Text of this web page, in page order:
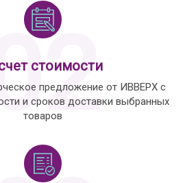
стоимости
предложение от ИВВЕРХ с
и сроков доставки выбранных
товаров